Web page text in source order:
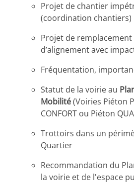
Projet de chantier
(coordination chantiers)
Projet de
d’alignement avec
Fréquentation,
Statut de la voirie au
Mobilité(Voiries Piéton
CONFORT ou Piéton
Trottoirs dans un
Quartier
Recommandation du
la voirie et de l'espace